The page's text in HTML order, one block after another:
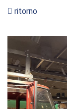
ritorno